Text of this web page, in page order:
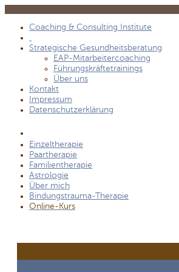
Coaching & Consulting Institute
Strategische Gesundheitsberatung
EAP-Mitarbeitercoaching
Führungskräftetrainings
Über uns
Kontakt
Impressum
Datenschutzerklärung
Einzeltherapie
Paartherapie
Familientherapie
Astrologie
Über mich
Bindungstrauma-Therapie
Online-Kurs